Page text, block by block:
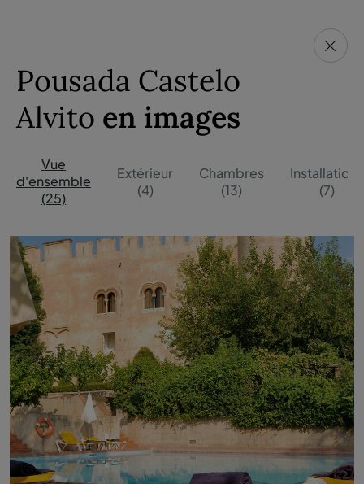
Pousada Castelo
Alvito en images
Vue
d'ensemble
(25)
Extérieur
(4)
Chambres
(13)
Installations
(7)